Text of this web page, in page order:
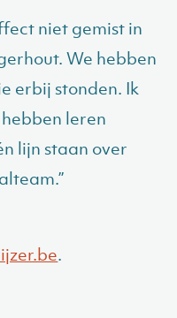
niet gemist in
We hebben
erbij stonden. Ik
leren
lijn staan over
.